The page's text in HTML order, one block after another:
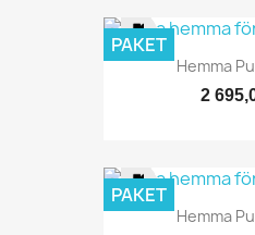
Hemma
2
PAKET
Hemma
PAKET